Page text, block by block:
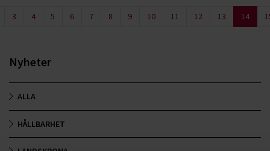
3 4 5 6 7 8 9 10 11 12 13 14
Nyheter
ALLA
HÅLLBARHET